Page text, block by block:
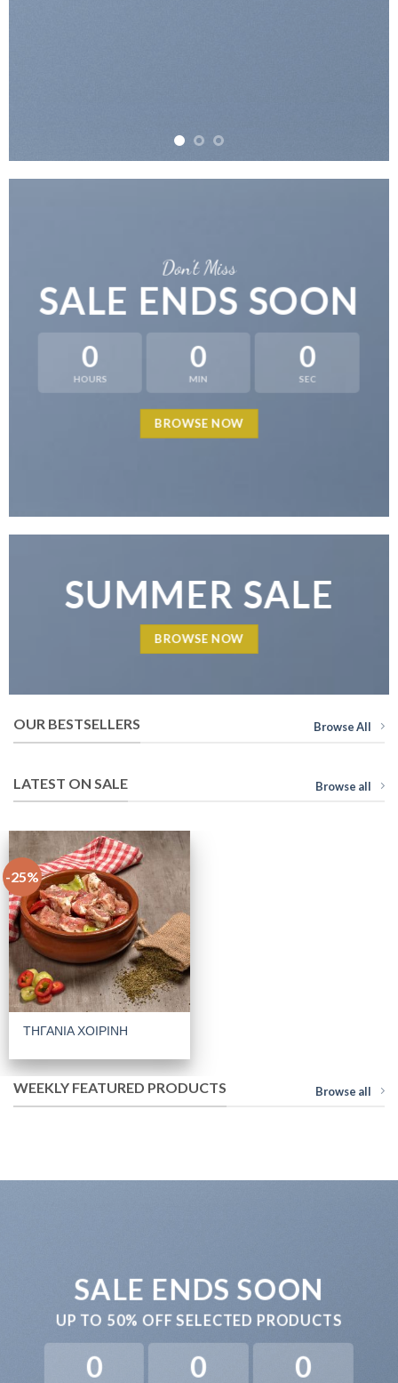
Don’t Miss
SALE ENDS SOON
0
HOURS
0
MIN
0
SEC
BROWSE NOW
SUMMER SALE
BROWSE NOW
OUR BESTSELLERS Browse All
LATEST ON SALE Browse all
-25%
ΤΗΓΑΝΙΑ ΧΟΙΡΙΝΗ
WEEKLY FEATURED PRODUCTS Browse all
SALE ENDS SOON
UP TO 50% OFF SELECTED PRODUCTS
0 0 0